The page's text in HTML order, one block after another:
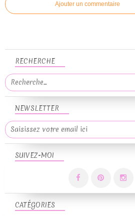
Ajouter un commentaire
NEWSLETTER
SUIVEZ-MOI
RECHERCHE
CATÉGORIES